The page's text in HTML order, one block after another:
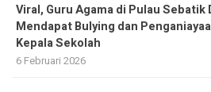
Viral, Guru Agama di Pulau Sebatik
Mendapat Bulying dan
Kepala Sekolah
6 Februari 2026